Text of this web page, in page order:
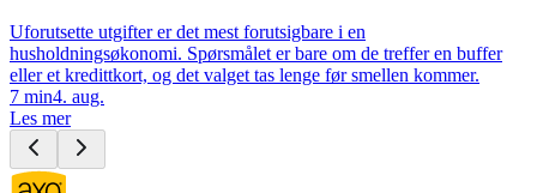
Uforutsette utgifter er det mest forutsigbare i en
husholdningsøkonomi. Spørsmålet er bare om de treffer en buffer
eller et kredittkort, og det valget tas lenge før smellen kommer.
7 min4. aug.
Les mer